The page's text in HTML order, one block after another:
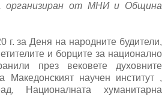
организиран от МНИ и Община
г. за Деня на народните будители,
и борците за национално
през вековете духовните
Македонският научен институт ,
Националната хуманитарна